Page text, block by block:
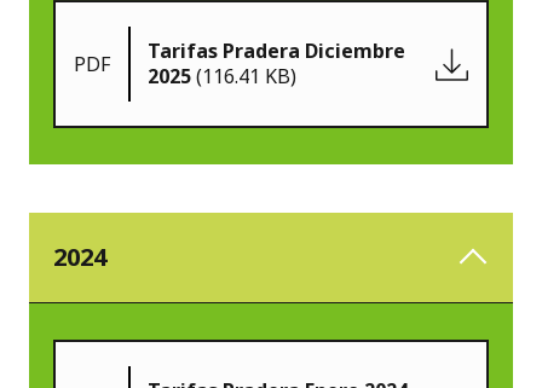
PDF
Tarifas Pradera Diciembre
2025(116.41 KB)
2024